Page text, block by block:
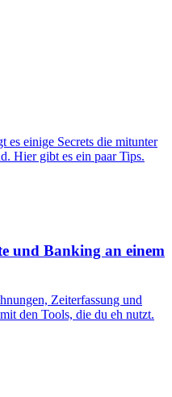
es einige Secrets die mitunter
Hier gibt es ein paar Tips.
und Banking an einem
Zeiterfassung und
den Tools, die du eh nutzt.